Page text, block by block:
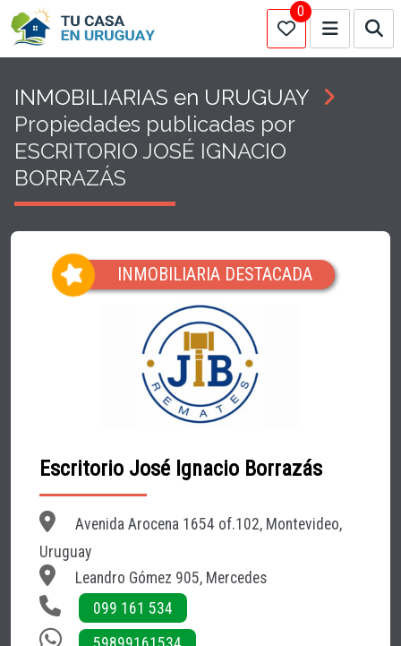
0
INMOBILIARIAS en URUGUAY
Propiedades publicadas por
ESCRITORIO JOSÉ IGNACIO
BORRAZÁS
INMOBILIARIA DESTACADA
Escritorio José Ignacio Borrazás
Avenida Arocena 1654 of.102, Montevideo,
Uruguay
Leandro Gómez 905, Mercedes
099 161 534